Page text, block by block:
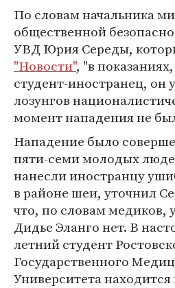
По словам начальника
общественной
УВД Юрия Середы,
"Новости", "в
студент-иностранец, он
лозунгов
момент нападения не
Нападение было
пяти-семи молодых
нанесли иностранцу
в районе шеи, уточнил
что, по словам медиков,
Дидье Эланго нет. В
летний студент
Государственного
Университета находится